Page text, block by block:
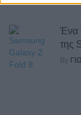
Ένα
της
By